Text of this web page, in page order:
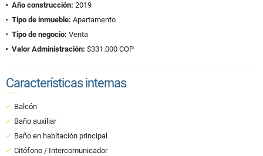
Año construcción: 2019
Tipo de inmueble: Apartamento
Tipo de negocio: Venta
Valor Administración: $331.000 COP
Características internas
Balcón
Baño auxiliar
Baño en habitación principal
Citófono / Intercomunicador